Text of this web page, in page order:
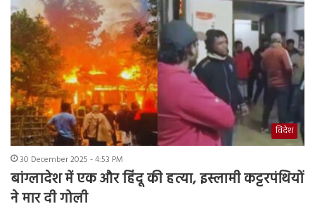
विदेश
30 December 2025 - 4:53 PM
बांग्लादेश में एक और हिंदू की हत्या, इस्लामी कट्टरपंथियों
ने मार दी गोली